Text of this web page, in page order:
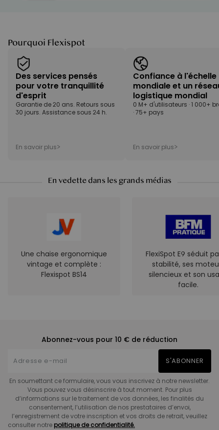
Pourquoi Flexispot
Des services pensés
pour votre tranquillité
d'esprit
Garantie de 20 ans. Retours sous
30 jours. Assistance sous 24 h.
En savoir plus>
Confiance à l'échelle
mondiale et un
logistique mondial
0 M+ d'utilisateurs · 1 000+
· 75+ pays
En savoir plus>
En vedette dans les grands médias
Une chaise ergonomique
vintage et complète :
Flexispot BS14
FlexiSpot E9 séduit
stabilité, ses
silencieux et son
facile.
Abonnez-vous pour 10 € de réduction
S'ABONNER
En soumettant ce formulaire, vous vous inscrivez à notre newsletter.
Vous pouvez vous désinscrire à tout moment. Pour plus
d’informations sur le traitement de vos données, les finalités du
consentement, l’utilisation de nos prestataires d’envoi,
l’enregistrement de votre inscription et vos droits de retrait, veuillez
consulter notre politique de confidentialité.